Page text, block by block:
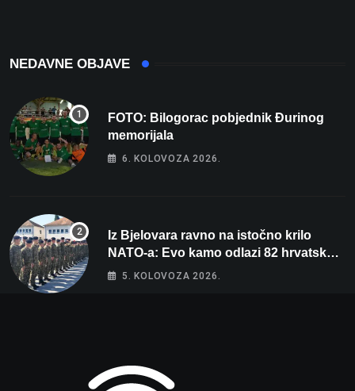
NEDAVNE OBJAVE
FOTO: Bilogorac pobjednik Đurinog
memorijala
6. KOLOVOZA 2026.
Iz Bjelovara ravno na istočno krilo
NATO-a: Evo kamo odlazi 82 hrvatska
vojnika i 6 vojnikinja
5. KOLOVOZA 2026.